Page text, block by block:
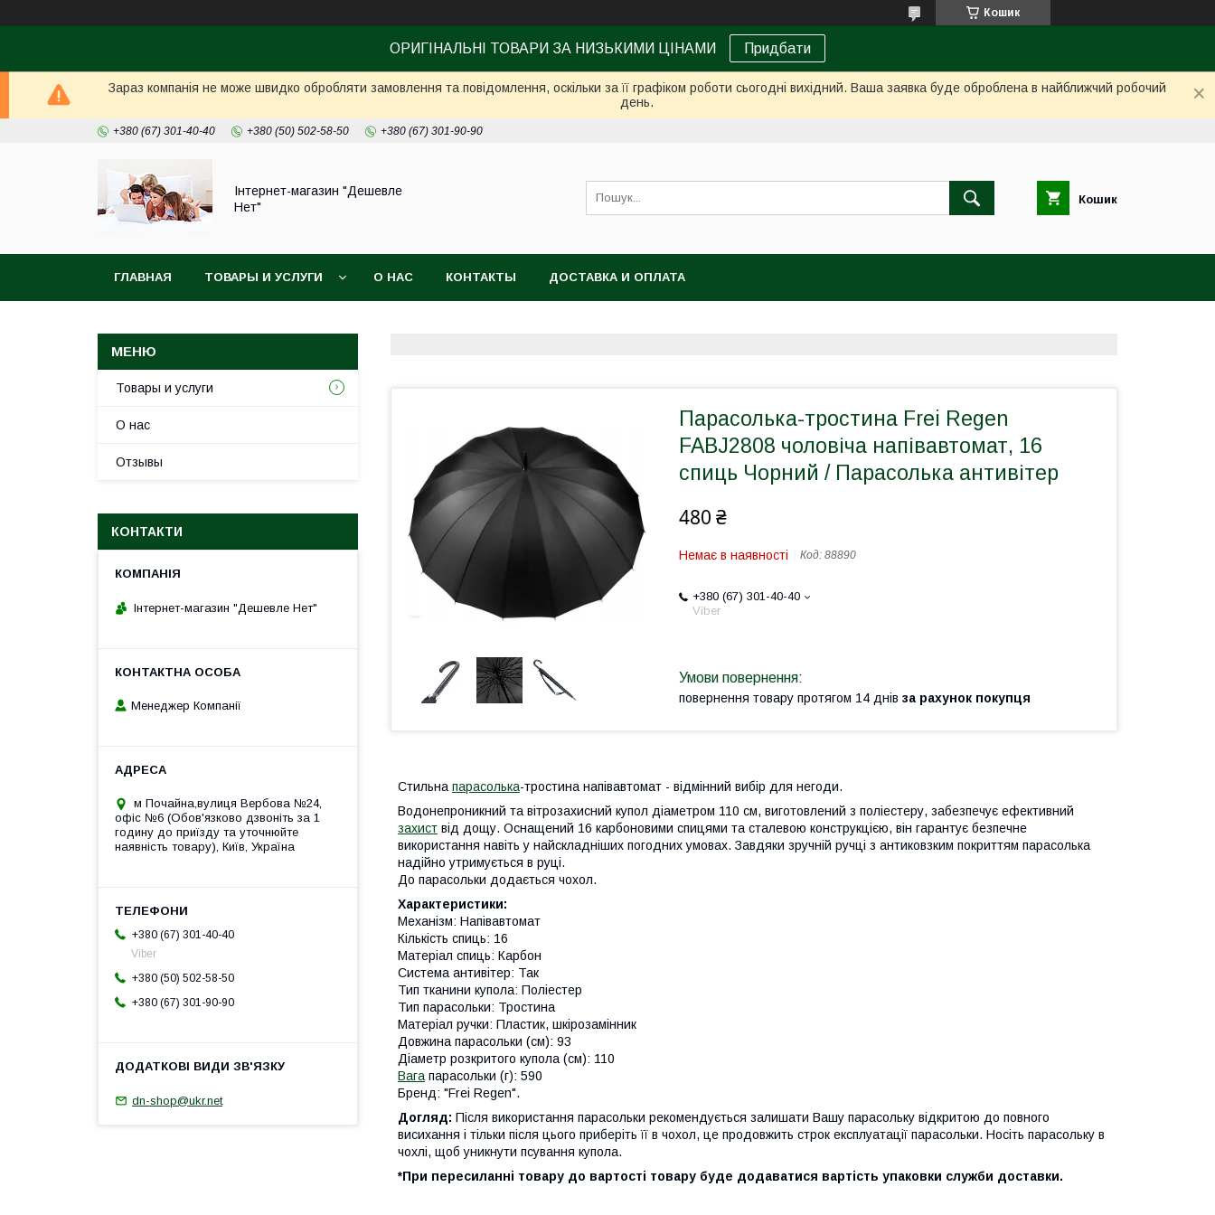
Кошик
ОРИГІНАЛЬНІ ТОВАРИ ЗА НИЗЬКИМИ ЦІНАМИ Придбати
Зараз компанія не може швидко обробляти замовлення та повідомлення, оскільки за її графіком роботи сьогодні вихідний. Ваша заявка буде оброблена в найближчий робочий
день.
+380 (67) 301-40-40 +380 (50) 502-58-50 +380 (67) 301-90-90
Інтернет-магазин "Дешевле
Нет"
Кошик
ГЛАВНАЯ ТОВАРЫ И УСЛУГИ О НАС КОНТАКТЫ ДОСТАВКА И ОПЛАТА
Парасолька-тростина Frei Regen
FABJ2808 чоловіча напівавтомат, 16
спиць Чорний / Парасолька антивітер
480 ₴
Немає в наявності Код: 88890
+380 (67) 301-40-40
Viber
повернення товару протягом 14 днів за рахунок покупця
Стильнапарасолька-тростина напівавтомат - відмінний вибір для негоди.
Водонепроникний та вітрозахисний купол діаметром 110 см, виготовлений з поліестеру, забезпечує ефективний
захист від дощу. Оснащений 16 карбоновими спицями та сталевою конструкцією, він гарантує безпечне
використання навіть у найскладніших погодних умовах. Завдяки зручній ручці з антиковзким покриттям парасолька
надійно утримується в руці.
До парасольки додається чохол.
Характеристики:
Механізм: Напівавтомат
Кількість спиць: 16
Матеріал спиць: Карбон
Система антивітер: Так
Тип тканини купола: Поліестер
Тип парасольки: Тростина
Матеріал ручки: Пластик, шкірозамінник
Довжина парасольки (см): 93
Діаметр розкритого купола (см): 110
Вагапарасольки (г): 590
Бренд: "Frei Regen".
Догляд: Після використання парасольки рекомендується залишати Вашу парасольку відкритою до повного
висихання і тільки після цього приберіть її в чохол, це продовжить строк експлуатації парасольки. Носіть парасольку в
чохлі, щоб уникнути псування купола.
*При пересиланні товару до вартості товару буде додаватися вартість упаковки служби доставки.
Товары и услуги
О нас
Отзывы
КОНТАКТИ
Інтернет-магазин "Дешевле Нет"
Менеджер Компанії
м Почайна,вулиця Вербова №24,
офіс №6 (Обов'язково дзвоніть за 1
годину до приїзду та уточнюйте
наявність товару), Київ, Україна
+380 (67) 301-40-40
Viber
+380 (50) 502-58-50
+380 (67) 301-90-90
dn-shop@ukr.net